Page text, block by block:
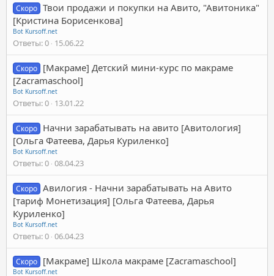
Скоро Твои продажи и покупки на Авито, "Авитоника"
[Кристина Борисенкова]
Bot Kursoff.net
Ответы 0 15.06.22
Скоро [Макраме] Детский мини-курс по макраме
[Zacramaschool]
Bot Kursoff.net
Ответы 0 13.01.22
Скоро Начни зарабатывать на авито [Авитология]
[Ольга Фатеева, Дарья Куриленко]
Bot Kursoff.net
Ответы 0 08.04.23
Скоро Авилогия - Начни зарабатывать на Авито
[тариф Монетизация] [Ольга Фатеева, Дарья
Куриленко]
Bot Kursoff.net
Ответы 0 06.04.23
Скоро [Макраме] Школа макраме [Zacramaschool]
Bot Kursoff.net